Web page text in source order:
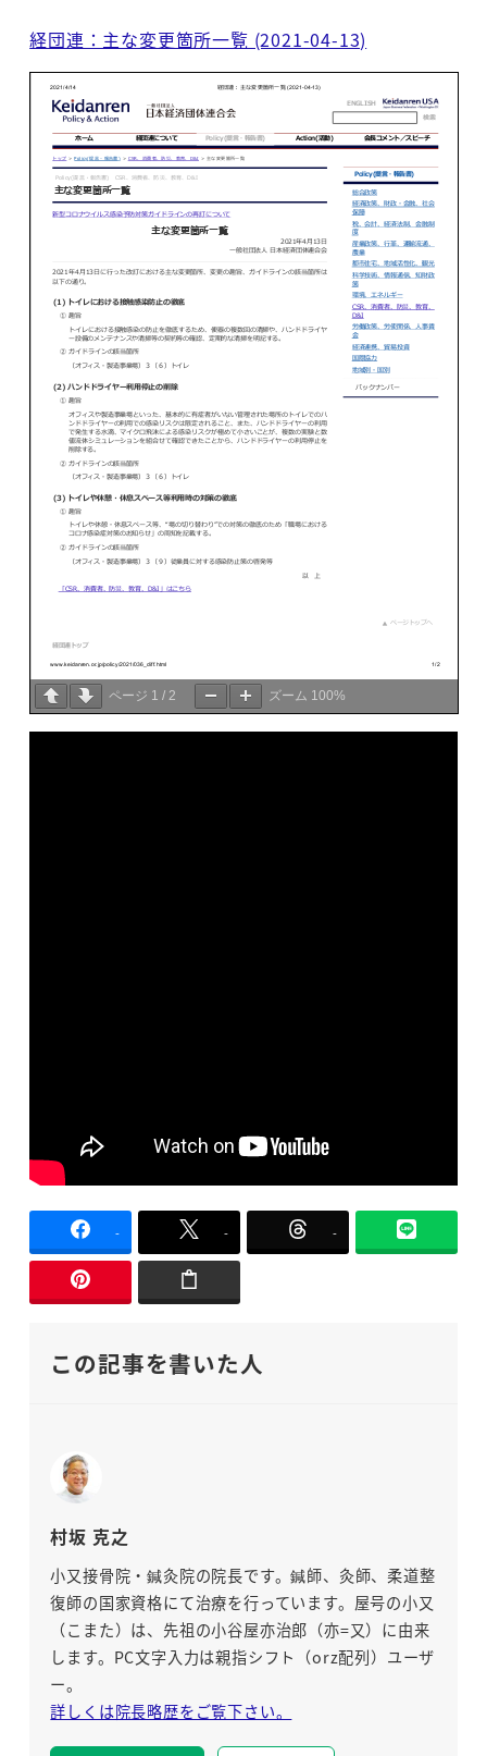
経団連：主な変更箇所一覧 (2021-04-13)
ページ 1 /2 ズーム 100%
- - -
この記事を書いた人
村坂 克之
小又接骨院・鍼灸院の院長です。鍼師、灸師、柔道整
復師の国家資格にて治療を行っています。屋号の小又
（こまた）は、先祖の小谷屋亦治郎（亦=又）に由来
します。PC文字入力は親指シフト（orz配列）ユーザ
ー。
詳しくは院長略歴をご覧下さい。